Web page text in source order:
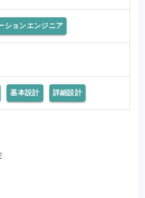
ションエンジニア
基本設計 詳細設計